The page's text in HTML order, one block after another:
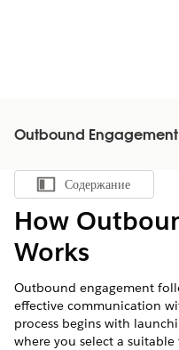
Outbound Engagement
Показать
Содержание
How
Works
Outbound engagement
effective communication
process begins with
where you select a